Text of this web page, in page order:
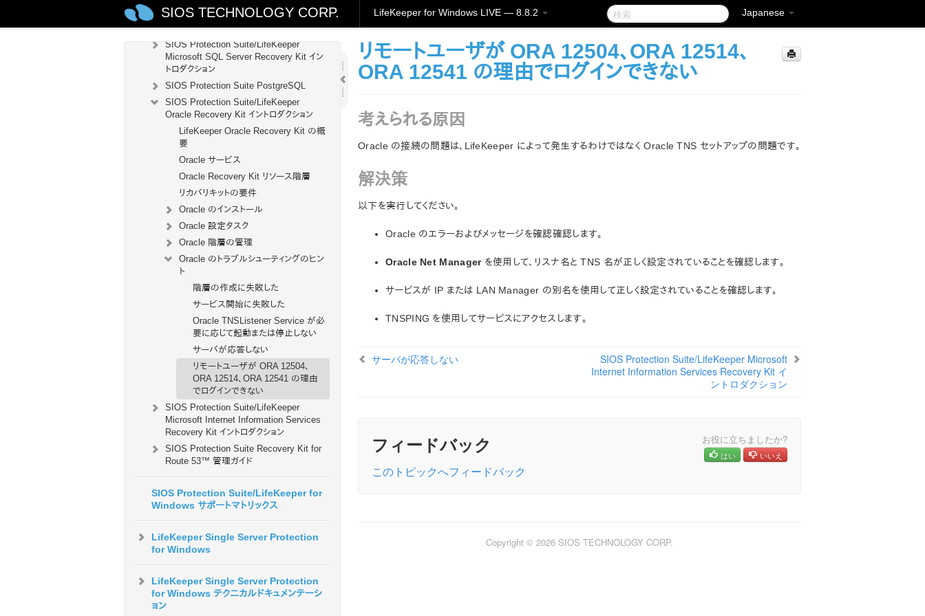
Japanese
SIOS TECHNOLOGY CORP. LifeKeeper for Windows LIVE — 8.8.2
Generic Application Kit for Load
Balancer Health Checks
SIOS Protection Suite/LifeKeeper
Microsoft SQL Server Recovery Kit イン
トロダクション
SIOS Protection Suite PostgreSQL
SIOS Protection Suite/LifeKeeper
Oracle Recovery Kit イントロダクション
LifeKeeper Oracle Recovery Kit の概
要
Oracle サービス
Oracle Recovery Kit リソース階層
リカバリキットの要件
Oracle のインストール
Oracle 設定タスク
Oracle 階層の管理
Oracle のトラブルシューティングのヒン
ト
階層の作成に失敗した
サービス開始に失敗した
Oracle TNSListener Service が必
要に応じて起動または停止しない
サーバが応答しない
リモートユーザが ORA 12504、
ORA 12514、ORA 12541 の理由
でログインできない
SIOS Protection Suite/LifeKeeper
Microsoft Internet Information Services
Recovery Kit イントロダクション
SIOS Protection Suite Recovery Kit for
Route 53™ 管理ガイド
SIOS Protection Suite/LifeKeeper for
Windows サポートマトリックス
LifeKeeper Single Server Protection
for Windows
LifeKeeper Single Server Protection
for Windows テクニカルドキュメンテーシ
ョン
リモートユーザが ORA 12504、ORA 12514、
ORA 12541 の理由でログインできない
考えられる原因
Oracle の接続の問題は、LifeKeeper によって発生するわけではなく Oracle TNS セットアップの問題です。
解決策
以下を実行してください。
Oracle のエラーおよびメッセージを確認確認します。
Oracle Net Managerを使用して、リスナ名と TNS 名が正しく設定されていることを確認します。
サービスが IP または LAN Manager の別名を使用して正しく設定されていることを確認します。
TNSPING を使用してサービスにアクセスします。
サーバが応答しない
SIOS Protection Suite/LifeKeeper Microsoft
Internet Information Services Recovery Kit イ
ントロダクション
フィードバック お役に立ちましたか?
はい いいえ
このトピックへフィードバック
Copyright © 2026 SIOS TECHNOLOGY CORP.